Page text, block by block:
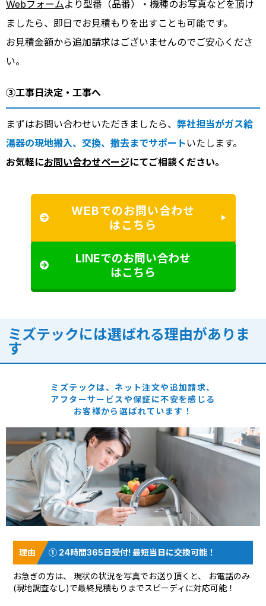
Webフォームより型番（品番）・機種のお写真などを頂け
ましたら、即日でお見積もりを出すことも可能です。
お見積金額から追加請求はございませんのでご安心くださ
い。
③工事日決定・工事へ
まずはお問い合わせいただきましたら、 弊社担当がガス給
湯器の現地搬入、交換、撤去までサポート いたします。
お気軽にお問い合わせページにてご相談ください。
WEBでのお問い合わせ
はこちら
LINEでのお問い合わせ
はこちら
ミズテックには選ばれる理由がありま
す
ミズテックは、ネット注文や追加請求、
アフターサービスや保証に不安を感じる
お客様から選ばれています！
① 24時間365日受付! 最短当日に交換可能！
お急ぎの方は、 現状の状況を写真でお送り頂く と、 お電話のみ
(現地調査なし)で最終見積もりまでスピーディに対応可能！